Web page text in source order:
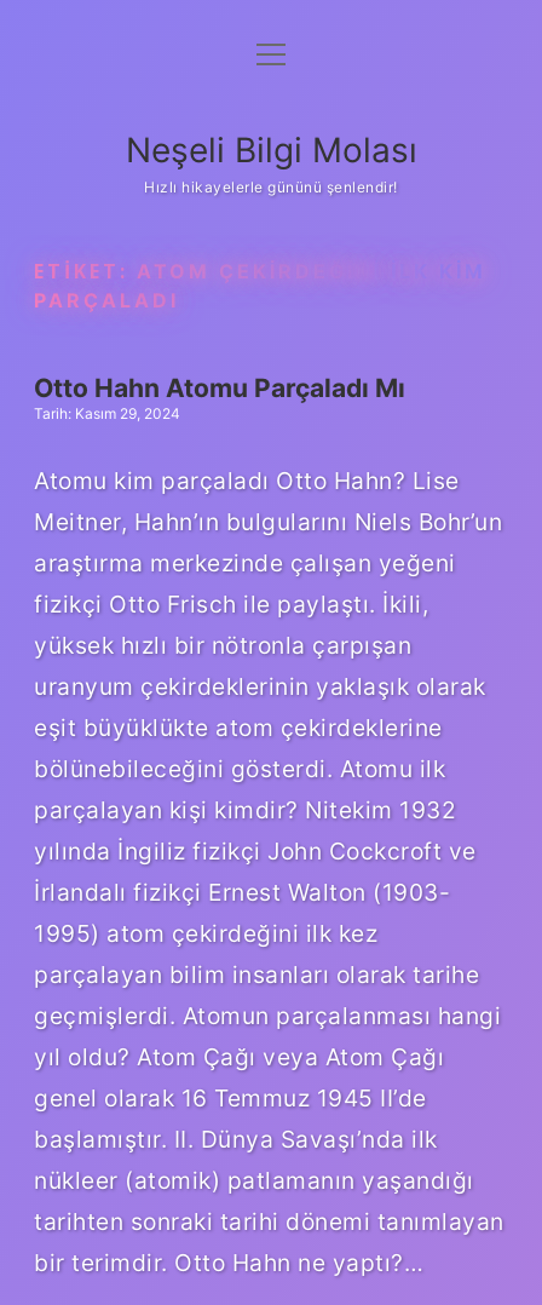
Anasayfa
Yasal Uyarı
menüyü
Neşeli Bilgi Molası
Hızlı hikayelerle gününü şenlendir!
ETIKET: ATOM ÇEKIRDEĞINI ILK KIM
PARÇALADI
Otto Hahn Atomu Parçaladı Mı
Tarih: Kasım 29, 2024
Atomu kim parçaladı Otto Hahn? Lise
Meitner, Hahn’ın bulgularını Niels Bohr’un
araştırma merkezinde çalışan yeğeni
fizikçi Otto Frisch ile paylaştı. İkili,
yüksek hızlı bir nötronla çarpışan
uranyum çekirdeklerinin yaklaşık olarak
eşit büyüklükte atom çekirdeklerine
bölünebileceğini gösterdi. Atomu ilk
parçalayan kişi kimdir? Nitekim 1932
yılında İngiliz fizikçi John Cockcroft ve
İrlandalı fizikçi Ernest Walton (1903-
1995) atom çekirdeğini ilk kez
parçalayan bilim insanları olarak tarihe
geçmişlerdi. Atomun parçalanması hangi
yıl oldu? Atom Çağı veya Atom Çağı
genel olarak 16 Temmuz 1945 II’de
başlamıştır. II. Dünya Savaşı’nda ilk
nükleer (atomik) patlamanın yaşandığı
tarihten sonraki tarihi dönemi tanımlayan
bir terimdir. Otto Hahn ne yaptı?…